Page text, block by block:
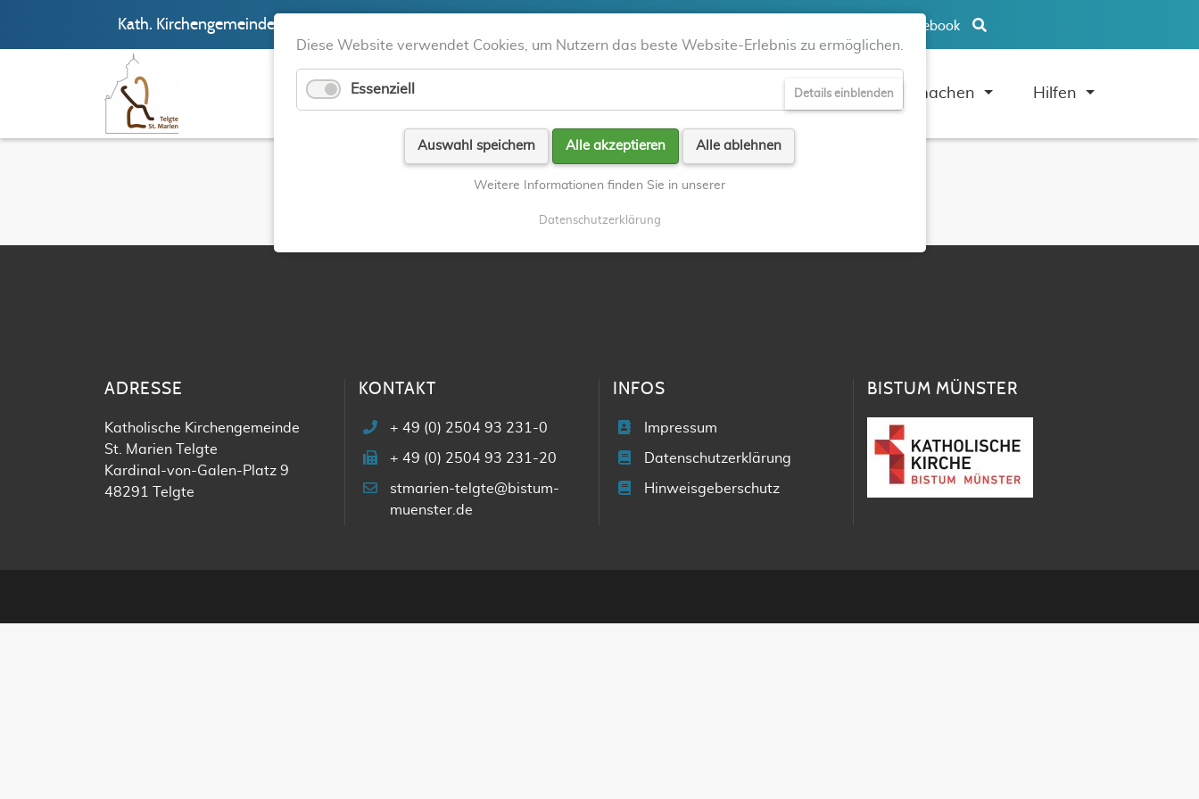
Kath. Kirchengemeinde St. Marien Telgte Facebook
Glauben Mitmachen Hilfen
ADRESSE
Katholische Kirchengemeinde
St. Marien Telgte
Kardinal-von-Galen-Platz 9
48291 Telgte
KONTAKT
+ 49 (0) 2504 93 231-0
+ 49 (0) 2504 93 231-20
stmarien-telgte@bistum-
muenster.de
INFOS
Impressum
Datenschutzerklärung
Hinweisgeberschutz
BISTUM MÜNSTER
Diese Website verwendet Cookies, um Nutzern das beste Website-Erlebnis zu ermöglichen.
Essenziell Details einblenden
Auswahl speichern Alle akzeptieren Alle ablehnen
Weitere Informationen finden Sie in unserer
Datenschutzerklärung